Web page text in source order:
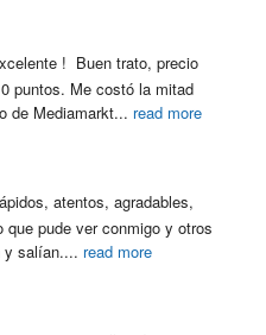
!  Buen trato, precio
puntos. Me costó la mitad
de Mediamarkt... read more
atentos, agradables,
que pude ver conmigo y otros
y salían.... read more